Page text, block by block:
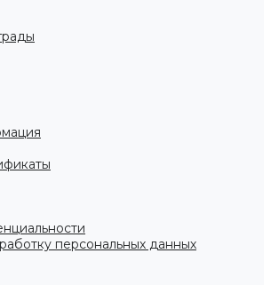
персональных данных